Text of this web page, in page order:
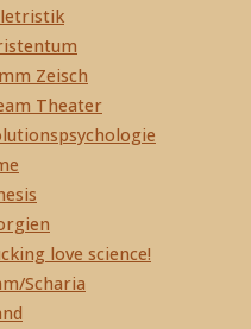
Zeisch
Theater
love science!
Scharia